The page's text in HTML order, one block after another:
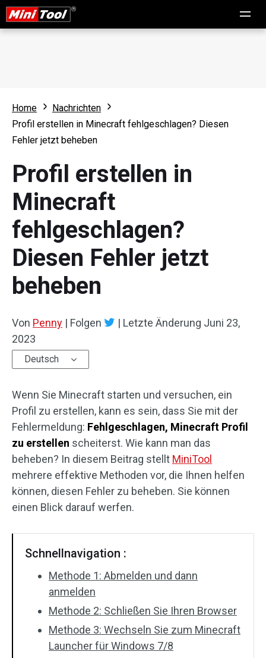
Home
Nachrichten
Profil erstellen in Minecraft fehlgeschlagen? Diesen
Fehler jetzt beheben
Profil erstellen in
Minecraft
fehlgeschlagen?
Diesen Fehler jetzt
beheben
Von Penny | Folgen | Letzte Änderung Juni 23,
2023
Deutsch
Wenn Sie Minecraft starten und versuchen, ein
Profil zu erstellen, kann es sein, dass Sie mit der
Fehlermeldung: Fehlgeschlagen, Minecraft Profil
zu erstellen scheiterst. Wie kann man das
beheben? In diesem Beitrag stellt MiniTool
mehrere effektive Methoden vor, die Ihnen helfen
können, diesen Fehler zu beheben. Sie können
einen Blick darauf werfen.
Schnellnavigation :
Methode 1: Abmelden und dann
anmelden
Methode 2: Schließen Sie Ihren Browser
Methode 3: Wechseln Sie zum Minecraft
Launcher für Windows 7/8